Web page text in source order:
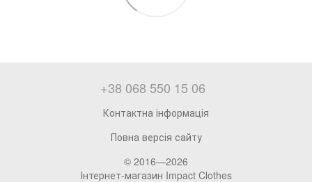
+38 068 550 15 06
Контактна інформація
Повна версія сайту
© 2016—2026
Інтернет-магазин Impact Clothes